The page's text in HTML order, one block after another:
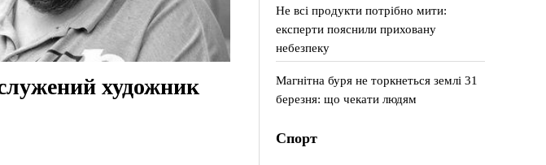
художник
Не всі продукти потрібно мити:
експерти пояснили приховану
небезпеку
Магнітна буря не торкнеться землі 31
березня: що чекати людям
Спорт